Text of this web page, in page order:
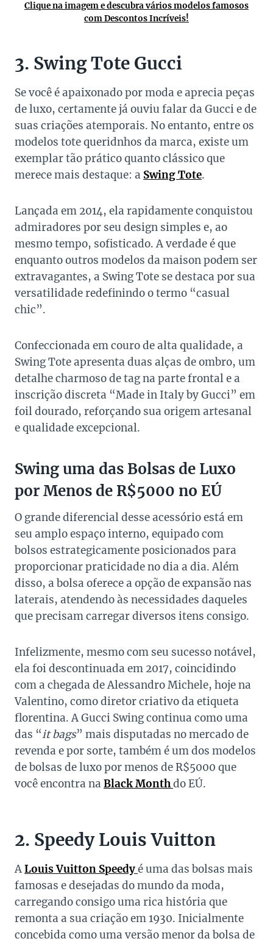
Clique na imagem e descubra vários modelos famosos
com Descontos Incríveis!
3. Swing Tote Gucci
Se você é apaixonado por moda e aprecia peças
de luxo, certamente já ouviu falar da Gucci e de
suas criações atemporais. No entanto, entre os
modelos tote queridnhos da marca, existe um
exemplar tão prático quanto clássico que
merece mais destaque: a Swing Tote.
Lançada em 2014, ela rapidamente conquistou
admiradores por seu design simples e, ao
mesmo tempo, sofisticado. A verdade é que
enquanto outros modelos da maison podem ser
extravagantes, a Swing Tote se destaca por sua
versatilidade redefinindo o termo “casual
chic”.
Confeccionada em couro de alta qualidade, a
Swing Tote apresenta duas alças de ombro, um
detalhe charmoso de tag na parte frontal e a
inscrição discreta “Made in Italy by Gucci” em
foil dourado, reforçando sua origem artesanal
e qualidade excepcional.
Swing uma das Bolsas de Luxo
por Menos de R$5000 no EÚ
O grande diferencial desse acessório está em
seu amplo espaço interno, equipado com
bolsos estrategicamente posicionados para
proporcionar praticidade no dia a dia. Além
disso, a bolsa oferece a opção de expansão nas
laterais, atendendo às necessidades daqueles
que precisam carregar diversos itens consigo.
Infelizmente, mesmo com seu sucesso notável,
ela foi descontinuada em 2017, coincidindo
com a chegada de Alessandro Michele, hoje na
Valentino, como diretor criativo da etiqueta
florentina. A Gucci Swing continua como uma
das “it bags” mais disputadas no mercado de
revenda e por sorte, também é um dos modelos
de bolsas de luxo por menos de R$5000 que
você encontra na Black Monthdo EÚ.
2. Speedy Louis Vuitton
ALouis Vuitton Speedyé uma das bolsas mais
famosas e desejadas do mundo da moda,
carregando consigo uma rica história que
remonta a sua criação em 1930. Inicialmente
concebida como uma versão menor da bolsa de